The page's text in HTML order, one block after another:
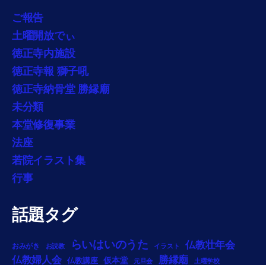
ご報告
土曜開放でぃ
徳正寺内施設
徳正寺報 獅子吼
徳正寺納骨堂 勝縁廟
未分類
本堂修復事業
法座
若院イラスト集
行事
話題タグ
おみがき お説教 らいはいのうた イラスト
仏教壮年会
仏教婦人会
仏教講座 仮本堂 元旦会 勝縁廟 土曜学校